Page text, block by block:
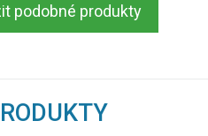
podobné produkty